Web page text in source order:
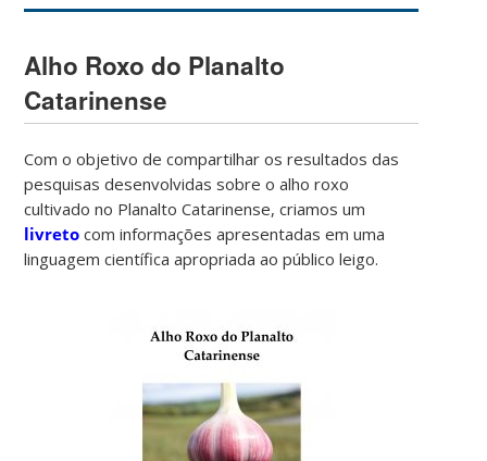
Alho Roxo do Planalto
Catarinense
Com o objetivo de compartilhar os resultados das
pesquisas desenvolvidas sobre o alho roxo
cultivado no Planalto Catarinense, criamos um
livreto com informações apresentadas em uma
linguagem científica apropriada ao público leigo.